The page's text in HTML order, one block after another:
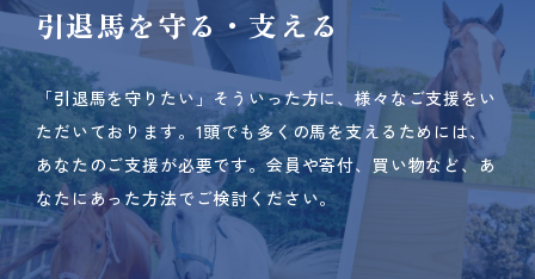
引退馬を守る・支える
「引退馬を守りたい」そういった方に、様々なご支援をい
ただいております。 1頭でも多くの馬を支えるためには、
あなたのご支援が必要です。 会員や寄付、買い物など、あ
なたにあった方法でご検討ください。